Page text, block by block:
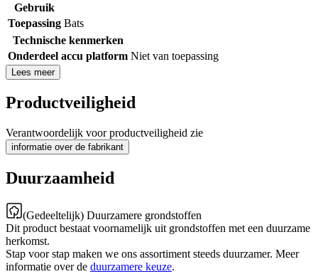
Gebruik
Toepassing Bats
Technische kenmerken
Onderdeel accu platform Niet van toepassing
Lees meer
Productveiligheid
Verantwoordelijk voor productveiligheid zie
informatie over de fabrikant
Duurzaamheid
(Gedeeltelijk) Duurzamere grondstoffen
Dit product bestaat voornamelijk uit grondstoffen met een duurzame
herkomst.
Stap voor stap maken we ons assortiment steeds duurzamer. Meer
informatie over de duurzamere keuze.